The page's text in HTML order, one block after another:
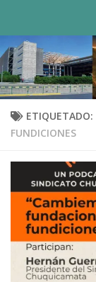
ETIQUETADO:
FUNDICIONES